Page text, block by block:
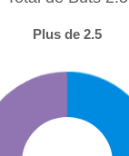
Plus de 2.5